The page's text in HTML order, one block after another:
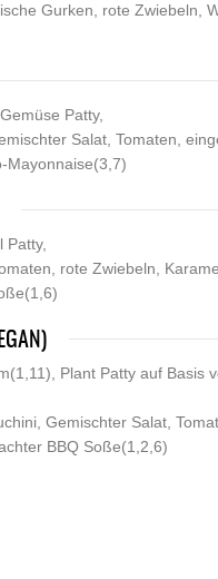
Gurken, rote Zwiebeln,
Patty,
Salat, Tomaten,
Mayonnaise(3,7)
Patty,
rote Zwiebeln,
Plant Patty auf Basis
Gemischter Salat,
BBQ Soße(1,2,6)